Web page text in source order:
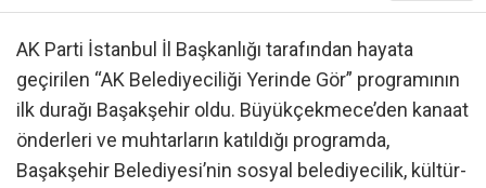
AK Parti İstanbul İl Başkanlığı tarafından hayata
geçirilen “AK Belediyeciliği Yerinde Gör” programının
ilk durağı Başakşehir oldu. Büyükçekmece’den kanaat
önderleri ve muhtarların katıldığı programda,
Başakşehir Belediyesi’nin sosyal belediyecilik, kültür-